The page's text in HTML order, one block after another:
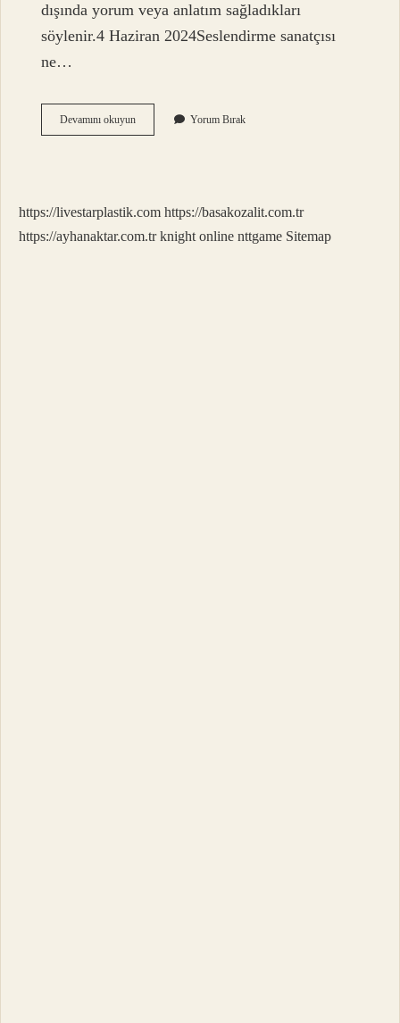
dışında yorum veya anlatım sağladıkları
söylenir.4 Haziran 2024Seslendirme sanatçısı
ne…
Devamını okuyunSes
Sanatçısı
Yorum Bırak
https://livestarplastik.com https://basakozalit.com.tr
https://ayhanaktar.com.tr knight online nttgame Sitemap